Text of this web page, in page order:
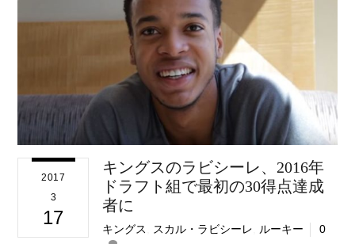
2017
3
17
キングスのラビシーレ、2016年
ドラフト組で最初の30得点達成
者に
キングス スカル・ラビシーレ ルーキー 0